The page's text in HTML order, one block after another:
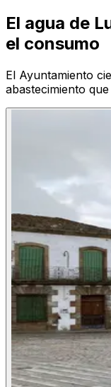
El agua de
el consumo
El Ayuntamiento
abastecimiento